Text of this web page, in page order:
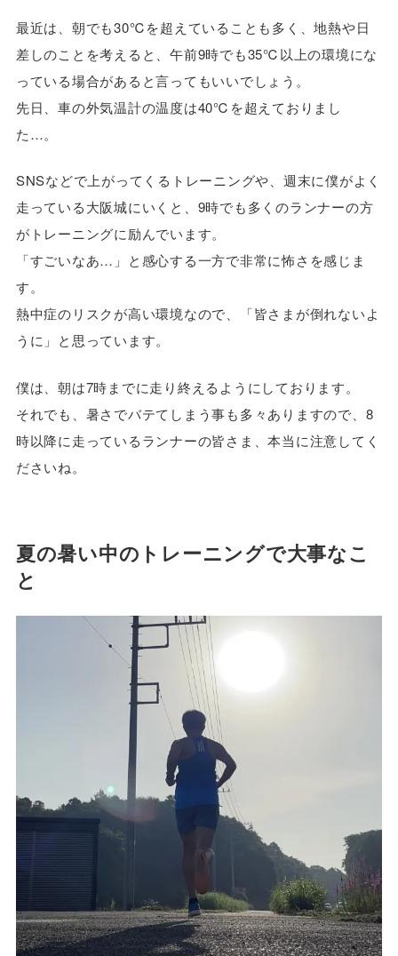
最近は、朝でも30℃を超えていることも多く、地熱や日
差しのことを考えると、午前9時でも35℃以上の環境にな
っている場合があると言ってもいいでしょう。
先日、車の外気温計の温度は40℃を超えておりまし
た…。
SNSなどで上がってくるトレーニングや、週末に僕がよく
走っている大阪城にいくと、9時でも多くのランナーの方
がトレーニングに励んでいます。
「すごいなあ…」と感心する一方で非常に怖さを感じま
す。
熱中症のリスクが高い環境なので、「皆さまが倒れないよ
うに」と思っています。
僕は、朝は7時までに走り終えるようにしております。
それでも、暑さでバテてしまう事も多々ありますので、8
時以降に走っているランナーの皆さま、本当に注意してく
ださいね。
夏の暑い中のトレーニングで大事なこ
と